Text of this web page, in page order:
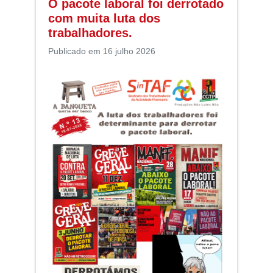
O pacote laboral foi derrotado
com muita luta dos
trabalhadores.
Publicado em 16 julho 2026